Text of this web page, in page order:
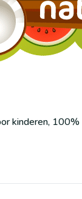
kinderen, 100%